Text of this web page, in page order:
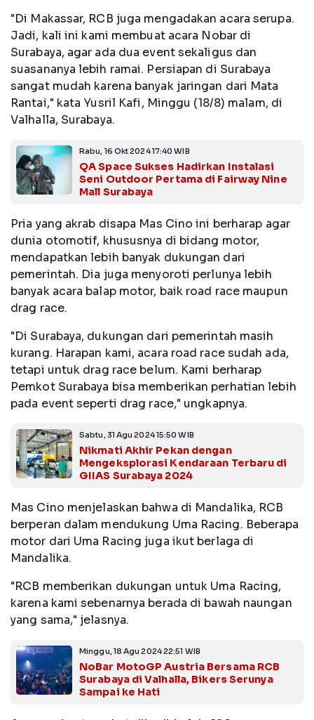
"Di Makassar, RCB juga mengadakan acara serupa.
Jadi, kali ini kami membuat acara Nobar di
Surabaya, agar ada dua event sekaligus dan
suasananya lebih ramai. Persiapan di Surabaya
sangat mudah karena banyak jaringan dari Mata
Rantai," kata Yusril Kafi, Minggu (18/8) malam, di
Valhalla, Surabaya.
Rabu, 16 Okt 2024 17:40 WIB
QA Space Sukses Hadirkan Instalasi
Seni Outdoor Pertama di Fairway Nine
Mall Surabaya
Pria yang akrab disapa Mas Cino ini berharap agar
dunia otomotif, khususnya di bidang motor,
mendapatkan lebih banyak dukungan dari
pemerintah. Dia juga menyoroti perlunya lebih
banyak acara balap motor, baik road race maupun
drag race.
"Di Surabaya, dukungan dari pemerintah masih
kurang. Harapan kami, acara road race sudah ada,
tetapi untuk drag race belum. Kami berharap
Pemkot Surabaya bisa memberikan perhatian lebih
pada event seperti drag race," ungkapnya.
Sabtu, 31 Agu 2024 15:50 WIB
Nikmati Akhir Pekan dengan
Mengeksplorasi Kendaraan Terbaru di
GIIAS Surabaya 2024
Mas Cino menjelaskan bahwa di Mandalika, RCB
berperan dalam mendukung Uma Racing. Beberapa
motor dari Uma Racing juga ikut berlaga di
Mandalika.
"RCB memberikan dukungan untuk Uma Racing,
karena kami sebenarnya berada di bawah naungan
yang sama," jelasnya.
Minggu, 18 Agu 2024 22:51 WIB
NoBar MotoGP Austria Bersama RCB
Surabaya di Valhalla, Bikers Serunya
Sampai ke Hati